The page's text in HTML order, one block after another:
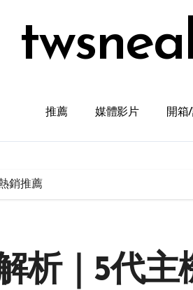
推薦 媒體影片 開箱
銷推薦
析｜5代主